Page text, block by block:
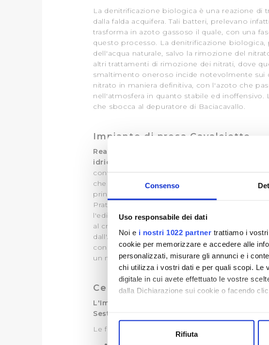
Consenso
Uso responsabile dei dati
Noi e i nostri 1022 partner trattiamo i
cookie per memorizzare e accedere alle
personalizzati, misurare gli annunci e i
chi utilizza i vostri dati e per quali scopi. Le
digitale in cui avete effettuato le vostre
dalla Dichiarazione sui cookie o facendo
Identificare il tuo dispositivo,
Rifiuta
La denitrificazione biologica è una reazione
dalla falda acquifera. Tali batteri, prelevano
trasforma in azoto gassoso il quale, con una
questo processo. La denitrificazione
dell'acqua naturale, salvo la rimozione del
altri trattamenti di rimozione dei nitrati, dove
smaltimento oneroso incide notevolmente
nitrato in maniera definitiva, con l'azoto che
nell'atmosfera in quanto stabile ed
che sbocca al depuratore di Baciacavallo.
Impianto di presa Cavalciotto
Realizzato nel secolo XI l'edificio del
idrico pratese, basato su canalizzazioni
continuo di straordinaria importanza per l'uso
che si ramifica sull'intero territorio cittadino. In
principale era quella di deviare il naturale
Prato. Dove inizia la derivazione, inoltre,
l'edificio del Cavalciotto come uno degli
al crollo di una parte della copertura,
dall'Arch.Massimo Dommi, ed è avvenuto nel
conservativo che ha riguardato il tetto, gli
un nuovo sistema d'illuminazione e l'impianto
Centrale Le Bartoline
L'Impianto Le Bartoline o della Marina è
Sesto Fiorentino.
Le fonti di approvvigionamento della centrale